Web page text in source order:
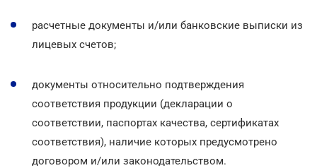
расчетные документы и/или банковские выписки из
лицевых счетов;
документы относительно подтверждения
соответствия продукции (декларации о
соответствии, паспортах качества, сертификатах
соответствия), наличие которых предусмотрено
договором и/или законодательством.